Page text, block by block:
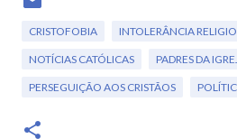
CRISTOFOBIA INTOLERÂNCIA
NOTÍCIAS CATÓLICAS PADRES DA
PERSEGUIÇÃO AOS CRISTÃOS